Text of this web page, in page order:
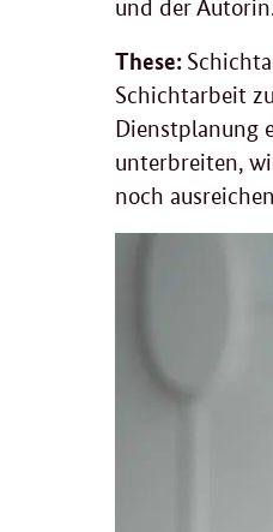
und der
These:
Schichtarbeit
Dienstplanung
unterbreiten,
noch